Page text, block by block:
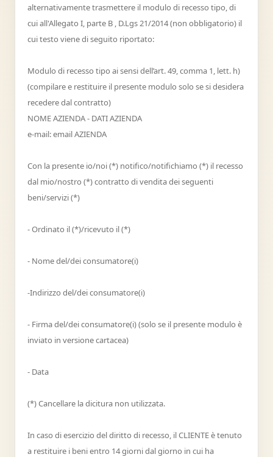
alternativamente trasmettere il modulo di recesso tipo, di
cui all'Allegato I, parte B , D.Lgs 21/2014 (non obbligatorio) il
cui testo viene di seguito riportato:
Modulo di recesso tipo ai sensi dell’art. 49, comma 1, lett. h)
(compilare e restituire il presente modulo solo se si desidera
recedere dal contratto)
NOME AZIENDA - DATI AZIENDA
e-mail: email AZIENDA
Con la presente io/noi (*) notifico/notifichiamo (*) il recesso
dal mio/nostro (*) contratto di vendita dei seguenti
beni/servizi (*)
- Ordinato il (*)/ricevuto il (*)
- Nome del/dei consumatore(i)
-Indirizzo del/dei consumatore(i)
- Firma del/dei consumatore(i) (solo se il presente modulo è
inviato in versione cartacea)
- Data
(*) Cancellare la dicitura non utilizzata.
In caso di esercizio del diritto di recesso, il CLIENTE è tenuto
a restituire i beni entro 14 giorni dal giorno in cui ha